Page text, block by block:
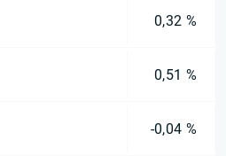
0,32 %
0,51 %
-0,04 %